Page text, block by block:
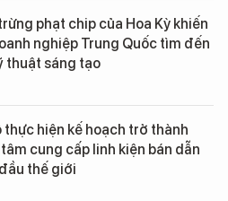
phạt chip của Hoa Kỳ khiến
nghiệp Trung Quốc tìm đến
thuật sáng tạo
thực hiện kế hoạch trở thành
cung cấp linh kiện bán dẫn
thế giới